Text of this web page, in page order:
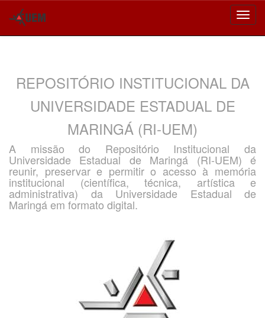
REPOSITÓRIO INSTITUCIONAL DA
UNIVERSIDADE ESTADUAL DE
MARINGÁ (RI-UEM)
A missão do Repositório Institucional da
Universidade Estadual de Maringá (RI-UEM) é
reunir, preservar e permitir o acesso à memória
institucional (científica, técnica, artística e
administrativa) da Universidade Estadual de
Maringá em formato digital.